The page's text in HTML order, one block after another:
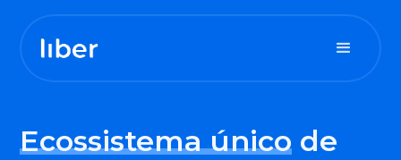
Para sua tesouraria
Ecossistema único de